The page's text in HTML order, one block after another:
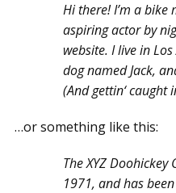
Hi there! I’m a bike
aspiring actor by
website. I live in
dog named Jack,
(And gettin‘ caught
…or something like this:
The XYZ
1971, and has